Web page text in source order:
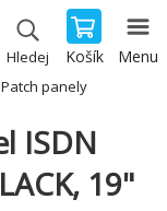
Hledej Košík Menu
Patch panely
ISDN
19"